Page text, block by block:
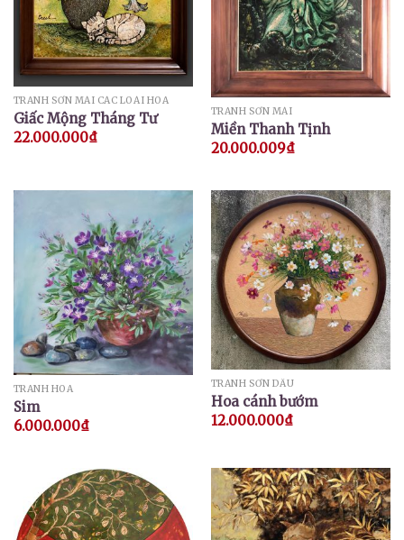
TRANH SƠN MÀI CÁC LOÀI HOA
Giấc Mộng Tháng Tư
22.000.000₫
TRANH SƠN MÀI
Miền Thanh Tịnh
20.000.009₫
TRANH HOA
Sim
6.000.000₫
TRANH SƠN DẦU
Hoa cánh bướm
12.000.000₫